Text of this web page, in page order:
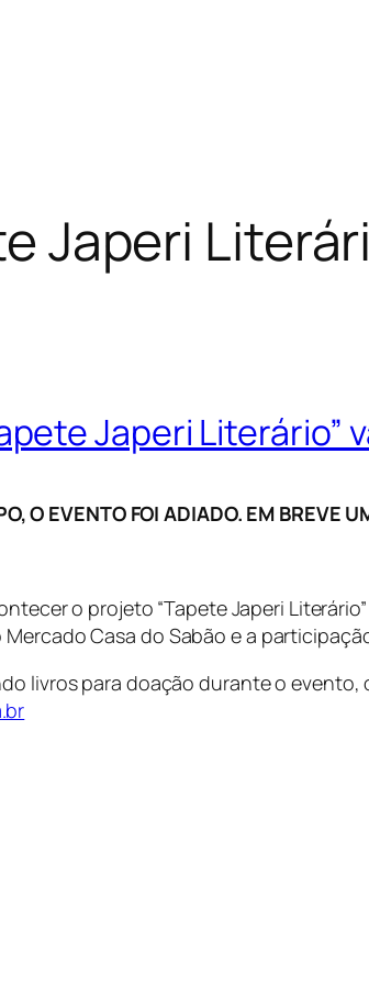
Japeri
Japeri
O EVENTO FOI ADIADO. EM BREVE
o projeto “Tapete Japeri
Mercado Casa do Sabão e a
livros para doação durante o